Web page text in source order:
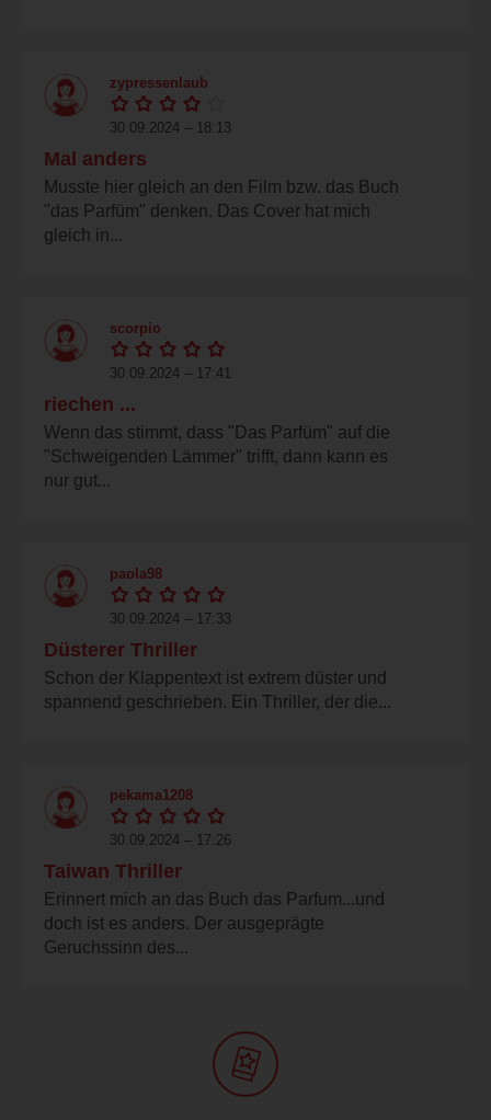
zypressenlaub
30.09.2024 – 18:13
Mal anders
Musste hier gleich an den Film bzw. das Buch
"das Parfüm" denken. Das Cover hat mich
gleich in...
scorpio
30.09.2024 – 17:41
riechen ...
Wenn das stimmt, dass "Das Parfüm" auf die
"Schweigenden Lämmer" trifft, dann kann es
nur gut...
paola98
30.09.2024 – 17:33
Düsterer Thriller
Schon der Klappentext ist extrem düster und
spannend geschrieben. Ein Thriller, der die...
pekama1208
30.09.2024 – 17:26
Taiwan Thriller
Erinnert mich an das Buch das Parfum...und
doch ist es anders. Der ausgeprägte
Geruchssinn des...